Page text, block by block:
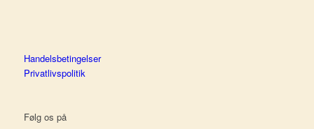
Handelsbetingelser
Privatlivspolitik
Følg os på